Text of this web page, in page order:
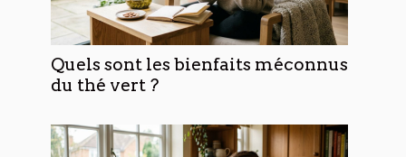
Quels sont les bienfaits méconnus
du thé vert ?